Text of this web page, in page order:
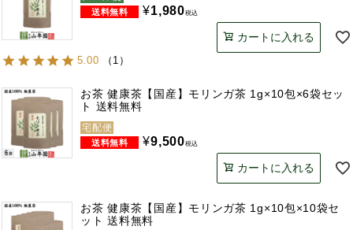
¥1,980税込
カートに入れる
5.00 （ 1 ）
お茶 健康茶【国産】モリンガ茶 1g×10包×6袋セッ
ト 送料無料
宅配便
¥9,500税込
カートに入れる
お茶 健康茶【国産】モリンガ茶 1g×10包×10袋セ
ット 送料無料